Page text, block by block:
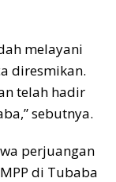
melayani
diresmikan.
telah hadir
sebutnya.
perjuangan
di Tubaba